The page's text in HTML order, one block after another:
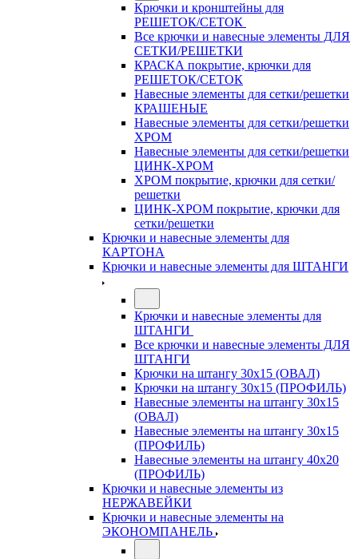
Крючки и кронштейны для
РЕШЕТОК/СЕТОК
Все крючки и навесные элементы ДЛЯ
СЕТКИ/РЕШЕТКИ
КРАСКА покрытие, крючки для
РЕШЕТОК/СЕТОК
Навесные элементы для сетки/решетки
КРАШЕНЫЕ
Навесные элементы для сетки/решетки
ХРОМ
Навесные элементы для сетки/решетки
ЦИНК-ХРОМ
ХРОМ покрытие, крючки для сетки/
решетки
ЦИНК-ХРОМ покрытие, крючки для
сетки/решетки
Крючки и навесные элементы для
КАРТОНА
Крючки и навесные элементы для ШТАНГИ
Крючки и навесные элементы для
ШТАНГИ
Все крючки и навесные элементы ДЛЯ
ШТАНГИ
Крючки на штангу 30х15 (ОВАЛ)
Крючки на штангу 30х15 (ПРОФИЛЬ)
Навесные элементы на штангу 30х15
(ОВАЛ)
Навесные элементы на штангу 30х15
(ПРОФИЛЬ)
Навесные элементы на штангу 40х20
(ПРОФИЛЬ)
Крючки и навесные элементы из
НЕРЖАВЕЙКИ
Крючки и навесные элементы на
ЭКОНОМПАНЕЛЬ